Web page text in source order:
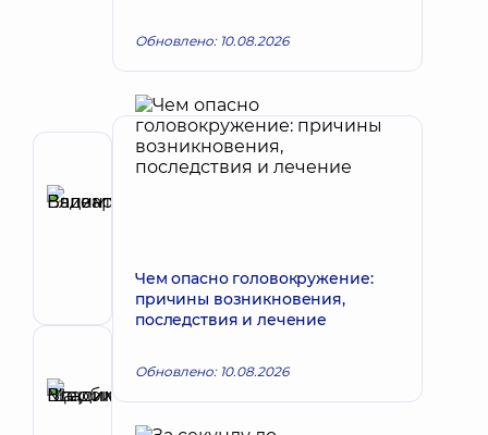
Автор
проктолог
Обновлено: 10.08.2026
Чем опасно головокружение:
причины возникновения,
последствия и лечение
Обновлено: 10.08.2026